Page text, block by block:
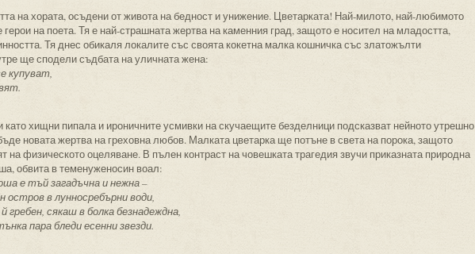
на хората, осъдени от живота на бедност и унижение. Цветарката! Най-милото, най-любимото
герои на поета. Тя е най-страшната жертва на каменния град, защото е носител на младостта,
Тя днес обикаля локалите със своята кокетна малка кошничка със златожълти
ще сподели съдбата на уличната жена:
купуват,
като хищни пипала и ироничните усмивки на скучаещите безделници подсказват нейното утрешно
новата жертва на греховна любов. Малката цветарка ще потъне в света на порока, защото
на физическото оцеляване. В пълен контраст на човешката трагедия звучи приказната природна
обвита в теменуженосин воал:
е тъй загадъчна и нежна –
в лунносребърни води,
гребен, сякаш в болка безнадеждна,
пара бледи есенни звезди.